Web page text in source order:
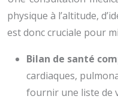
physique à l’altitude,
est donc cruciale pour
Bilan de santé
cardiaques,
fournir une liste de